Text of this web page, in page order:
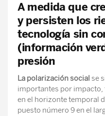
A medida que
y persisten los
tecnología sin
(información
presión
La polarización social se
importantes por impacto,
en el horizonte temporal
puesto número 9 en el